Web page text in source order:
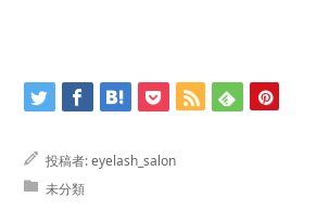
投稿者:eyelash_salon
未分類